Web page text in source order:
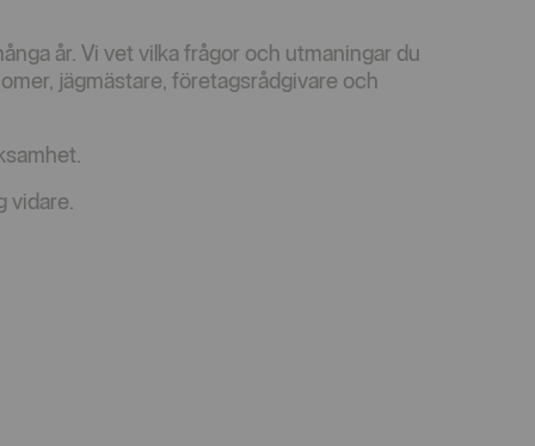
år. Vi vet vilka frågor och utmaningar du
jägmästare, företagsrådgivare och
vidare.